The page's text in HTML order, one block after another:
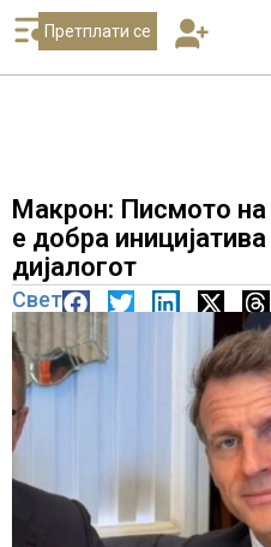
Претплати се
Макрон: Писмото
е добра
дијалогот
Свет